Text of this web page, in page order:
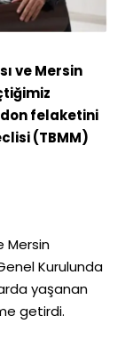
ve Mersin
felaketini
(TBMM)
Mersin
Kurulunda
yaşanan
getirdi.